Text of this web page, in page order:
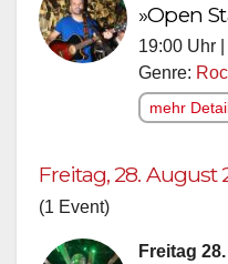
»Open
19:00 Uhr |
Genre:
mehr
Freitag, 28. August
(1 Event)
Freitag